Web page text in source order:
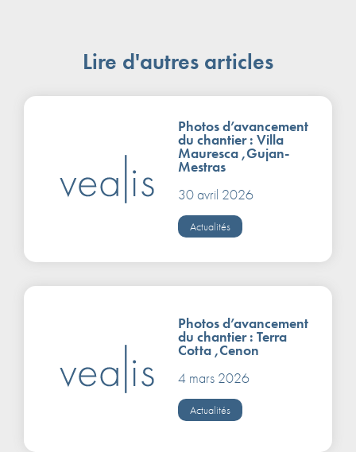
Lire d'autres articles
Photos d’avancement
du chantier : Villa
Mauresca ,Gujan-
Mestras
30 avril 2026
Actualités
Photos d’avancement
du chantier : Terra
Cotta ,Cenon
4 mars 2026
Actualités